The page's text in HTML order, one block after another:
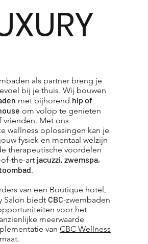
als partner breng je
bij je thuis. Wij bouwen
met bijhorend hip of
om volop te genieten
vrienden. Met ons
wellness oplossingen kan je
fysiek en mentaal welzijn
therapeutische voordelen
the-art jacuzzi, zwemspa,
.
van een Boutique hotel,
Salon biedt CBC-zwembaden
voor het
meerwaarde
van CBC Wellness